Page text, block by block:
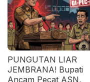
PUNGUTAN LIAR
JEMBRANA! Bupati
Ancam Pecat ASN,